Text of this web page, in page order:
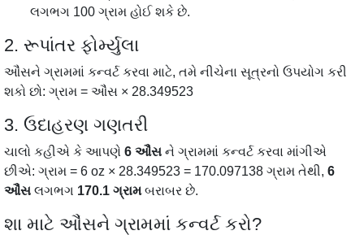
લગભગ 100 ગ્રામ હોઈ શકે છે.
2. રૂપાંતર ફોર્મ્યુલા
ઔંસને ગ્રામમાં કન્વર્ટ કરવા માટે, તમે નીચેના સૂત્રનો ઉપયોગ કરી
શકો છો: ગ્રામ = ઔંસ × 28.349523
3. ઉદાહરણ ગણતરી
ચાલો કહીએ કે આપણે 6 ઔંસ ને ગ્રામમાં કન્વર્ટ કરવા માંગીએ
છીએ: ગ્રામ = 6 oz × 28.349523 = 170.097138 ગ્રામ તેથી, 6
ઔંસ લગભગ 170.1 ગ્રામબરાબર છે.
શા માટે ઔંસને ગ્રામમાં કન્વર્ટ કરો?